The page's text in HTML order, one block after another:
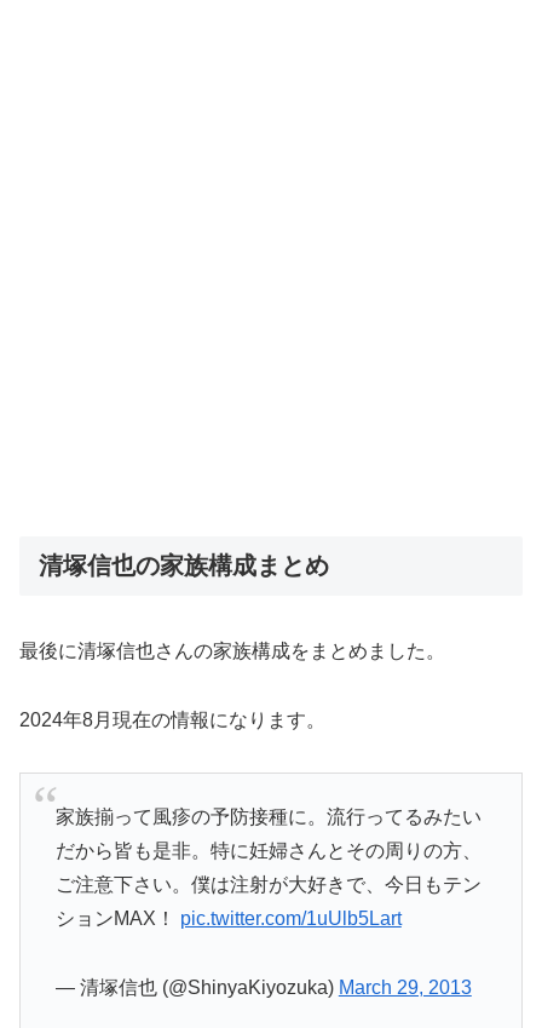
清塚信也の家族構成まとめ
最後に清塚信也さんの家族構成をまとめました。
2024年8月現在の情報になります。
家族揃って風疹の予防接種に。流行ってるみたい
だから皆も是非。特に妊婦さんとその周りの方、
ご注意下さい。僕は注射が大好きで、今日もテン
ションMAX！ pic.twitter.com/1uUlb5Lart
— 清塚信也 (@ShinyaKiyozuka) March 29, 2013